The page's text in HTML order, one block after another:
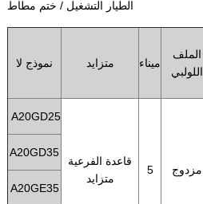
الطيار التشغيل / ختم مطاط
نموذج لا متزايد ميناء
الملف
اللولبي
A20GD25
قاعدة الفرعية
متزايد
5 مزدوج
A20GD35
A20GE35